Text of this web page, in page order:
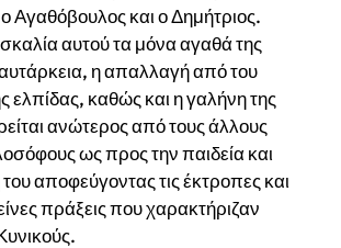
Αγαθόβουλος και ο Δημήτριος.
αυτού τα μόνα αγαθά της
αυτάρκεια, η απαλλαγή από του
ελπίδας, καθώς και η γαλήνη της
ανώτερος από τους άλλους
ως προς την παιδεία και
αποφεύγοντας τις έκτροπες και
πράξεις που χαρακτήριζαν